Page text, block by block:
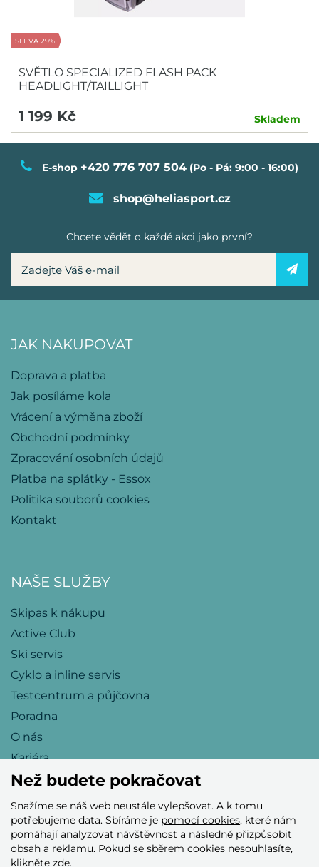
SLEVA 29%
SVĚTLO SPECIALIZED FLASH PACK
HEADLIGHT/TAILLIGHT
1 199 Kč Skladem
E-shop +420 776 707 504 (Po - Pá: 9:00 - 16:00)
shop@heliasport.cz
Chcete vědět o každé akci jako první?
JAK NAKUPOVAT
Doprava a platba
Jak posíláme kola
Vrácení a výměna zboží
Obchodní podmínky
Zpracování osobních údajů
Platba na splátky - Essox
Politika souborů cookies
Kontakt
NAŠE SLUŽBY
Skipas k nákupu
Active Club
Ski servis
Cyklo a inline servis
Testcentrum a půjčovna
Poradna
O nás
Kariéra
Přijímáme tyto platební karty
Než budete pokračovat
Snažíme se náš web neustále vylepšovat. A k tomu
potřebujeme data. Sbíráme je pomocí cookies, které nám
pomáhají analyzovat návštěvnost a následně přizpůsobit
obsah a reklamu. Pokud se sběrem cookies nesouhlasíte,
klikněte zde.